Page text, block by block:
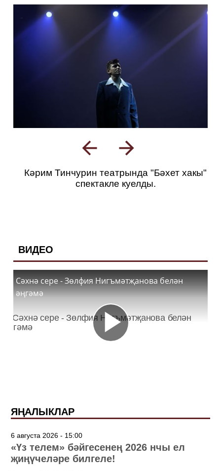
Кәрим Тинчурин театрында "Бәхет хакы"
спектакле куелды.
ВИДЕО
Сәхнә сере - Зөлфия Нигъмәтҗанова белән
әңгәмә
ЯҢАЛЫКЛАР
6 августа 2026 - 15:00
«Үз телем» бәйгесенең 2026 нчы ел
җиңүчеләре билгеле!